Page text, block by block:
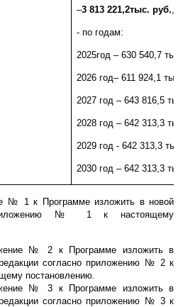
–3 813 221,2тыс. руб.
- по годам:
2025год – 630 540,7 тыс.
2026 год– 611 924,1 тыс.
2027 год – 643 816,5
2028 год – 642 313,3
2029 год - 642 313,3 тыс.
2030 год – 642 313,3
№ 1 к Программе изложить в новой
№ 1 к настоящему
№ 2 к Программе изложить в
согласно приложению № 2 к
постановлению.
№ 3 к Программе изложить в
согласно приложению № 3 к